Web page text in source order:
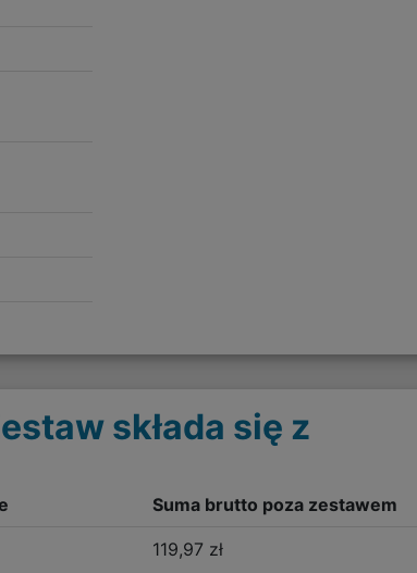
składa się z
Suma brutto poza zestawem
119,97 zł